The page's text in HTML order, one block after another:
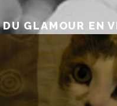
DU GLAMOUR EN